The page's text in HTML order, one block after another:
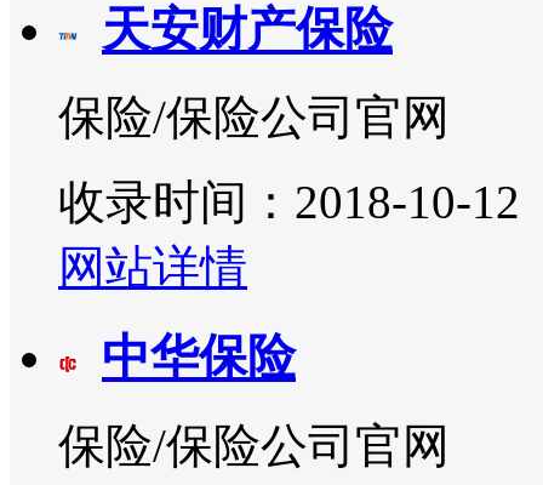
天安财产保险
保险/保险公司官网
收录时间：2018-10-12
网站详情
中华保险
保险/保险公司官网